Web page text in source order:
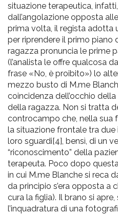
situazione terapeutica,
dall’angolazione opposta
prima volta, il regista adotta
per riprendere il primo piano
ragazza pronuncia le prime
(l’analista le offre qualcosa
frase «No, è proibito») lo
mezzo busto di M.me
coincidenza dell’occhio
della ragazza. Non si tratta
controcampo che, nella sua
la situazione frontale tra
loro sguardi[4], bensì, di un
“riconoscimento” della
terapeuta. Poco dopo
in cui M.me Blanche si reca
da principio s’era opposta a
cura la figlia). Il brano si
l’inquadratura di una